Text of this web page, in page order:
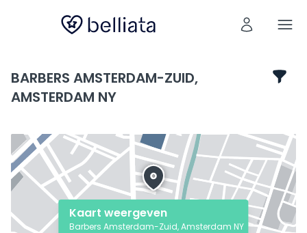
BARBERS AMSTERDAM-ZUID,
AMSTERDAM NY
Kaart weergeven
Barbers Amsterdam-Zuid, Amsterdam NY